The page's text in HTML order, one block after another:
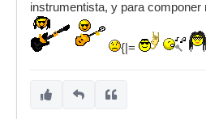
instrumentista, y para componer
{|=